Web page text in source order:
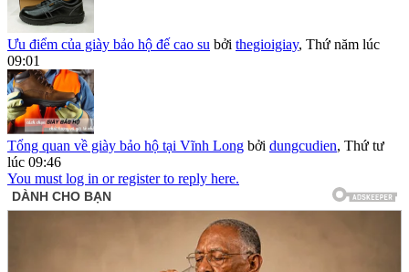
Ưu điểm của giày bảo hộ đế cao su bởi thegioigiay, Thứ năm lúc
09:01
Tổng quan về giày bảo hộ tại Vĩnh Long bởi dungcudien, Thứ tư
lúc 09:46
You must log in or register to reply here.